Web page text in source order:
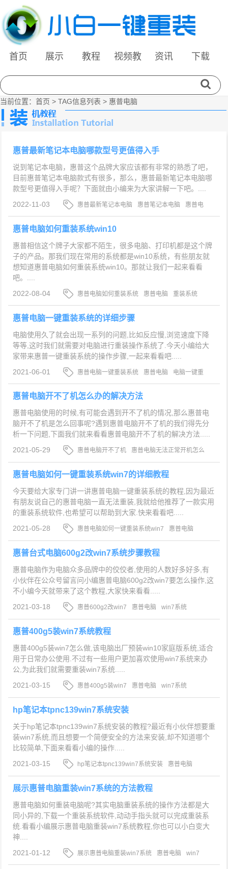
首页 展示 教程
视频教
资讯 下载
当前位置： 首页 > TAG信息列表 > 惠普电脑
惠普最新笔记本电脑哪款型号更值得入手
说到笔记本电脑，惠普这个品牌大家应该都有非常的熟悉了吧，
目前惠普笔记本电脑款式有很多，那么，惠普最新笔记本电脑哪
款型号更值得入手呢？下面就由小编来为大家讲解一下吧。....
2022-11-03
惠普最新笔记本电脑 惠普笔记本电脑
惠普电
脑
惠普电脑如何重装系统win10
惠普相信这个牌子大家都不陌生，很多电脑、打印机都是这个牌
子的产品。那我们现在常用的系统都是win10系统，有些朋友就
想知道惠普电脑如何重装系统win10。那就让我们一起来看看
吧。....
2022-08-04
惠普电脑如何重装系统 惠普电脑
重装系统
win10
惠普电脑一键重装系统的详细步骤
电脑使用久了就会出现一系列的问题,比如反应慢,浏览速度下降
等等,这时我们就需要对电脑进行重装操作系统了.今天小编给大
家带来惠普一键重装系统的操作步骤,一起来看看吧.....
2021-06-01
惠普电脑一键重装系统 惠普电脑
电脑一键重
装系统
惠普电脑开不了机怎么办的解决方法
惠普电脑使用的时候,有可能会遇到开不了机的情况,那么惠普电
脑开不了机是怎么回事呢?遇到惠普电脑开不了机的我们得先分
析一下问题,下面我们就来看看惠普电脑开不了机的解决方法.....
2021-05-29
惠普电脑开不了机
惠普电脑无法正常开机怎么
办
惠普电脑
惠普电脑如何一键重装系统win7的详细教程
今天要给大家专门讲一讲惠普电脑一键重装系统的教程,因为最近
有朋友说自己的惠普电脑一直无法重装,我就给他推荐了一款实用
的重装系统软件,也希望可以帮助到大家.快来看看吧.....
2021-05-28
惠普电脑如何一键重装系统win7
惠普电脑
win7系统重装
惠普台式电脑600g2改win7系统步骤教程
惠普电脑作为电脑众多品牌中的佼佼者,使用的人数好多好多,有
小伙伴在公众号留言问小编惠普电脑600g2改win7要怎么操作,这
不小编今天就带来了这个教程,大家快来看看.....
2021-03-18
惠普600g2改win7 惠普电脑 win7系统
惠普400g5装win7系统教程
惠普400g5装win7怎么做,该电脑出厂预装win10家庭版系统,适合
用于日常办公使用.不过有一些用户更加喜欢使用win7系统来办
公,为此我们就需要重装win7系统.....
2021-03-15
惠普400g5装win7 惠普电脑 win7系统
hp笔记本tpnc139win7系统安装
关于hp笔记本tpnc139win7系统安装的教程?最近有小伙伴想要重
装win7系统,而且想要一个简便安全的方法来安装,却不知道哪个
比较简单,下面来看看小编的操作.....
2021-03-15
hp笔记本tpnc139win7系统安装
惠普电脑
win7系统
展示惠普电脑重装win7系统的方法教程
惠普电脑如何重装电脑呢?其实电脑重装系统的操作方法都是大
同小异的,下载一个重装系统软件,动动手指头就可以完成重装系
统.看看小编展示惠普电脑重装win7系统教程,你也可以小白变大
神....
2021-01-12
展示惠普电脑重装win7系统 惠普电脑
win7
系统